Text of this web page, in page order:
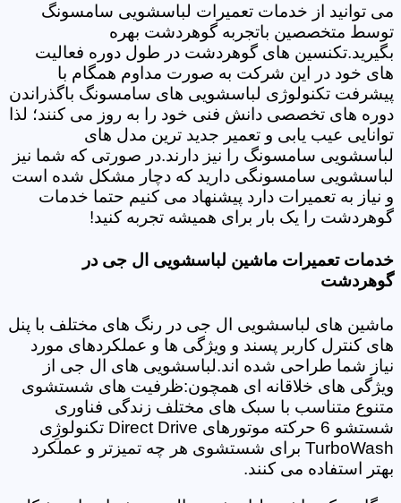
می توانید از خدمات تعمیرات لباسشویی سامسونگ
توسط متخصصین باتجربه گوهردشت بهره
بگیرید.تکنسین های گوهردشت در طول دوره فعالیت
های خود در این شرکت به صورت مداوم همگام با
پیشرفت تکنولوژی لباسشویی های سامسونگ باگذراندن
دوره های تخصصی دانش فنی خود را به روز می کنند؛ لذا
توانایی عیب یابی و تعمیر جدید ترین مدل های
لباسشویی سامسونگ را نیز دارند.در صورتی که شما نیز
لباسشویی سامسونگی دارید که دچار مشکل شده است
و نیاز به تعمیرات دارد پیشنهاد می کنیم حتما خدمات
گوهردشت را یک بار برای همیشه تجربه کنید!
خدمات تعمیرات ماشین لباسشویی ال جی در
گوهردشت
ماشین های لباسشویی ال جی در رنگ های مختلف با پنل
های کنترل کاربر پسند و ویژگی ها و عملکردهای مورد
نیاز شما طراحی شده اند.لباسشویی های ال جی از
ویژگی های خلاقانه ای همچون:ظرفیت های شستشوی
متنوع متناسب با سبک های مختلف زندگی فناوری
شستشو 6 حرکته موتورهای Direct Drive تکنولوژِی
TurboWash برای شستشوی هر چه تمیزتر و عملکرد
بهتر استفاده می کنند.